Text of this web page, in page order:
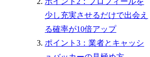
少し充実させるだけで出会え
る確率が10倍アップ
ポイント3：業者とキャッシ